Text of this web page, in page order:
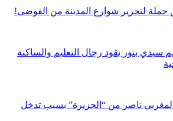
لتحرير شوارع المدينة من الفوضى!
سيدي بنور يقود رجال التعليم والساكنة
ناصر من “الجزيرة” بسبب تدخل